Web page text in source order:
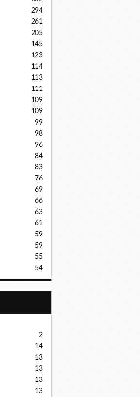
294
261
205
145
123
114
113
111
109
109
99
98
96
84
83
76
69
66
63
61
59
59
55
54
2
14
13
13
13
13